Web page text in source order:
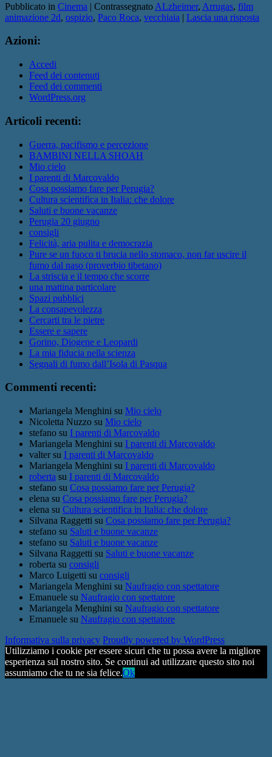
Pubblicato in Cinema | Contrassegnato ALzheimer, Arrugas, film
animazione 2d, ospizio, Paco Roca, vecchiaia | Lascia una risposta
Azioni:
Accedi
Feed dei contenuti
Feed dei commenti
WordPress.org
Articoli recenti:
Guerra, pacifismo e percezione
BAMBINI NELLA SHOAH
Mio cielo
I parenti di Marcovaldo
Cosa possiamo fare per Perugia?
Cultura scientifica in Italia: che dolore
Saluti e buone vacanze
Perugia 20 giugno
consigli
Felicità, aria pulita e democrazia
Pure se un fuoco ti brucia nello stomaco, non far uscire il
fumo dal naso (proverbio tibetano)
La striscia e il tempo che scorre
una mattina particolare
Spazi pubblici
La consapevolezza
Cercarti tra le pietre
Essere e sapere
Gorino, Diogene e Leopardi
La mia fiducia nella scienza
Segnali di fumo dall’Isola di Pasqua
Commenti recenti:
Mariangela Menghini su Mio cielo
Nicoletta Nuzzo su Mio cielo
stefano su I parenti di Marcovaldo
Mariangela Menghini su I parenti di Marcovaldo
valtersu I parenti di Marcovaldo
Mariangela Menghini su I parenti di Marcovaldo
roberta su I parenti di Marcovaldo
stefano su Cosa possiamo fare per Perugia?
elena su Cosa possiamo fare per Perugia?
elena su Cultura scientifica in Italia: che dolore
Silvana Raggetti su Cosa possiamo fare per Perugia?
stefano su Saluti e buone vacanze
stefano su Saluti e buone vacanze
Silvana Raggetti su Saluti e buone vacanze
roberta su consigli
Marco Luigetti su consigli
Mariangela Menghini su Naufragio con spettatore
Emanuele su Naufragio con spettatore
Mariangela Menghini su Naufragio con spettatore
Emanuele su Naufragio con spettatore
Informativa sulla privacy Proudly powered by WordPress
Utilizziamo i cookie per essere sicuri che tu possa avere la migliore
esperienza sul nostro sito. Se continui ad utilizzare questo sito noi
assumiamo che tu ne sia felice.Ok